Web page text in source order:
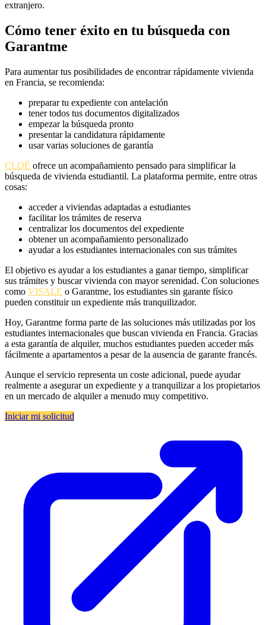
extranjero.
Cómo tener éxito en tu búsqueda con
Garantme
Para aumentar tus posibilidades de encontrar rápidamente vivienda
en Francia, se recomienda:
preparar tu expediente con antelación
tener todos tus documentos digitalizados
empezar la búsqueda pronto
presentar la candidatura rápidamente
usar varias soluciones de garantía
CLOÉ ofrece un acompañamiento pensado para simplificar la
búsqueda de vivienda estudiantil. La plataforma permite, entre otras
cosas:
acceder a viviendas adaptadas a estudiantes
facilitar los trámites de reserva
centralizar los documentos del expediente
obtener un acompañamiento personalizado
ayudar a los estudiantes internacionales con sus trámites
El objetivo es ayudar a los estudiantes a ganar tiempo, simplificar
sus trámites y buscar vivienda con mayor serenidad. Con soluciones
como VISALE o Garantme, los estudiantes sin garante físico
pueden constituir un expediente más tranquilizador.
Hoy, Garantme forma parte de las soluciones más utilizadas por los
estudiantes internacionales que buscan vivienda en Francia. Gracias
a esta garantía de alquiler, muchos estudiantes pueden acceder más
fácilmente a apartamentos a pesar de la ausencia de garante francés.
Aunque el servicio representa un coste adicional, puede ayudar
realmente a asegurar un expediente y a tranquilizar a los propietarios
en un mercado de alquiler a menudo muy competitivo.
Iniciar mi solicitud